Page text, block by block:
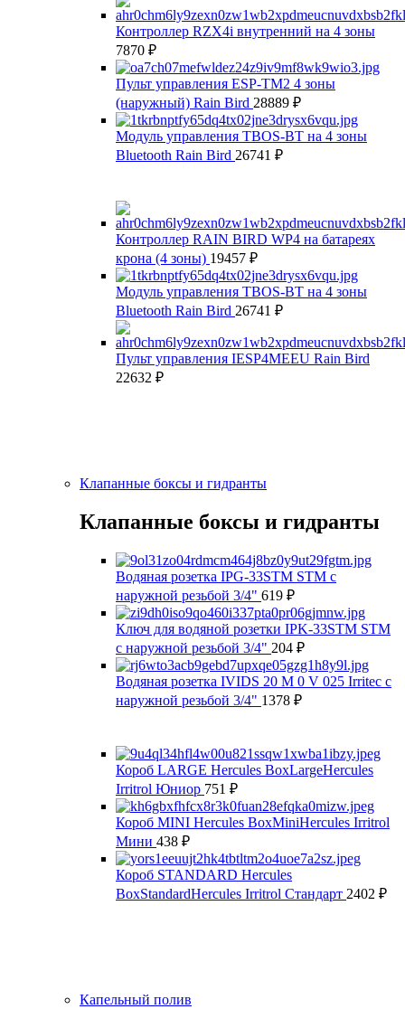
Контроллер RZX4i внутренний на 4 зоны
7870 ₽
Пульт управления ESP-TM2 4 зоны
(наружный) Rain Bird 28889 ₽
Модуль управления TBOS-BT на 4 зоны
Bluetooth Rain Bird 26741 ₽
Контроллер RAIN BIRD WP4 на батареях
крона (4 зоны) 19457 ₽
Модуль управления TBOS-BT на 4 зоны
Bluetooth Rain Bird 26741 ₽
Пульт управления IESP4MEEU Rain Bird
22632 ₽
Клапанные боксы и гидранты
Клапанные боксы и гидранты
Водяная розетка IPG-33STM STM с
наружной резьбой 3/4" 619 ₽
Ключ для водяной розетки IPK-33STM STM
с наружной резьбой 3/4" 204 ₽
Водяная розетка IVIDS 20 M 0 V 025 Irritec с
наружной резьбой 3/4" 1378 ₽
Короб LARGE Hercules BoxLargeHercules
Irritrol Юниор 751 ₽
Короб MINI Hercules BoxMiniHercules Irritrol
Мини 438 ₽
Короб STANDARD Hercules
BoxStandardHercules Irritrol Стандарт 2402 ₽
Капельный полив